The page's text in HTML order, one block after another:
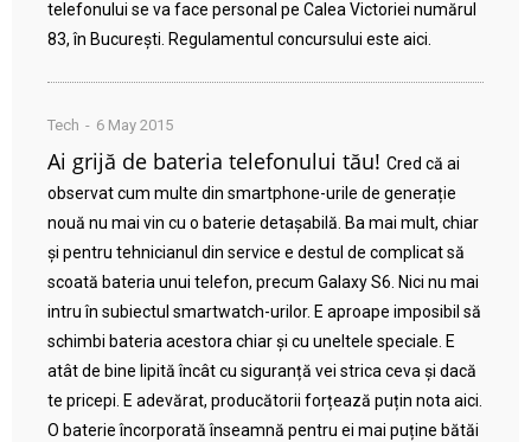
telefonului se va face personal pe Calea Victoriei numărul
83, în București. Regulamentul concursului este aici.
Tech 6 May 2015
Ai grijă de bateria telefonului tău! Cred că ai
observat cum multe din smartphone-urile de generație
nouă nu mai vin cu o baterie detașabilă. Ba mai mult, chiar
și pentru tehnicianul din service e destul de complicat să
scoată bateria unui telefon, precum Galaxy S6. Nici nu mai
intru în subiectul smartwatch-urilor. E aproape imposibil să
schimbi bateria acestora chiar și cu uneltele speciale. E
atât de bine lipită încât cu siguranță vei strica ceva și dacă
te pricepi. E adevărat, producătorii forțează puțin nota aici.
O baterie încorporată înseamnă pentru ei mai puține bătăi